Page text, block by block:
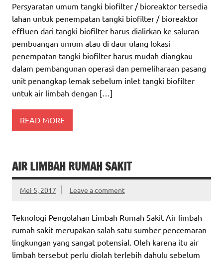
Persyaratan umum tangki biofilter / bioreaktor tersedia
lahan untuk penempatan tangki biofilter / bioreaktor
effluen dari tangki biofilter harus dialirkan ke saluran
pembuangan umum atau di daur ulang lokasi
penempatan tangki biofilter harus mudah diangkau
dalam pembangunan operasi dan pemeliharaan pasang
unit penangkap lemak sebelum inlet tangki biofilter
untuk air limbah dengan […]
READ MORE
AIR LIMBAH RUMAH SAKIT
Mei 5, 2017 Leave a comment
Teknologi Pengolahan Limbah Rumah Sakit Air limbah
rumah sakit merupakan salah satu sumber pencemaran
lingkungan yang sangat potensial. Oleh karena itu air
limbah tersebut perlu diolah terlebih dahulu sebelum